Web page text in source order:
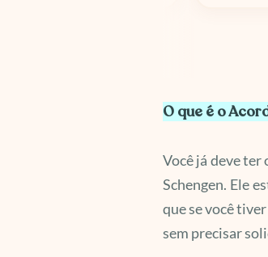
O que é o
Você já deve
Schengen. Ele
que se você
sem precisar